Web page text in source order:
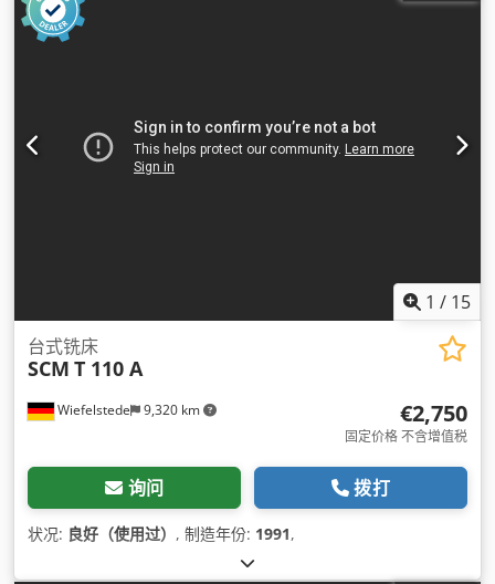
1 / 15
Wiefelstede 9,320 km
台式铣床
SCM T 110 A
€2,750
固定价格 不含增值税
询问 拨打
状况: 良好（使用过） , 制造年份: 1991,